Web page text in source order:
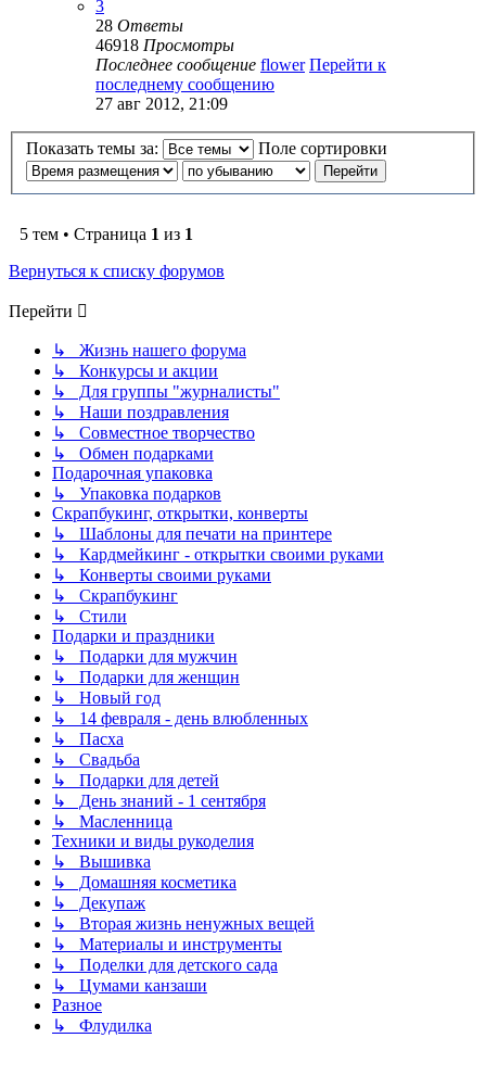
3
28 Ответы
46918 Просмотры
Последнее сообщение flower Перейти к
последнему сообщению
27 авг 2012, 21:09
Показать темы за: Поле сортировки
5 тем • Страница 1 из 1
Вернуться к списку форумов
Перейти
↳ Жизнь нашего форума
↳ Конкурсы и акции
↳ Для группы "журналисты"
↳ Наши поздравления
↳ Совместное творчество
↳ Обмен подарками
Подарочная упаковка
↳ Упаковка подарков
Скрапбукинг, открытки, конверты
↳ Шаблоны для печати на принтере
↳ Кардмейкинг - открытки своими руками
↳ Конверты своими руками
↳ Скрапбукинг
↳ Стили
Подарки и праздники
↳ Подарки для мужчин
↳ Подарки для женщин
↳ Новый год
↳ 14 февраля - день влюбленных
↳ Пасха
↳ Свадьба
↳ Подарки для детей
↳ День знаний - 1 сентября
↳ Масленница
Техники и виды рукоделия
↳ Вышивка
↳ Домашняя косметика
↳ Декупаж
↳ Вторая жизнь ненужных вещей
↳ Материалы и инструменты
↳ Поделки для детского сада
↳ Цумами канзаши
Разное
↳ Флудилка